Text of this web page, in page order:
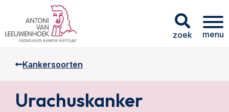
zoek menu
Kankersoorten
Urachuskanker